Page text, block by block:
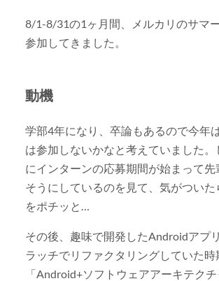
8/1-8/31の1ヶ月間、メルカリのサマ
参加してきました。
動機
学部4年になり、卒論もあるので今年
は参加しないかなと考えていました。
にインターンの応募期間が始まって先
そうにしているのを見て、気がついた
をポチッと…
その後、趣味で開発したAndroidアプ
ラッチでリファクタリングしていた時
「Android+ソフトウェアアーキテク